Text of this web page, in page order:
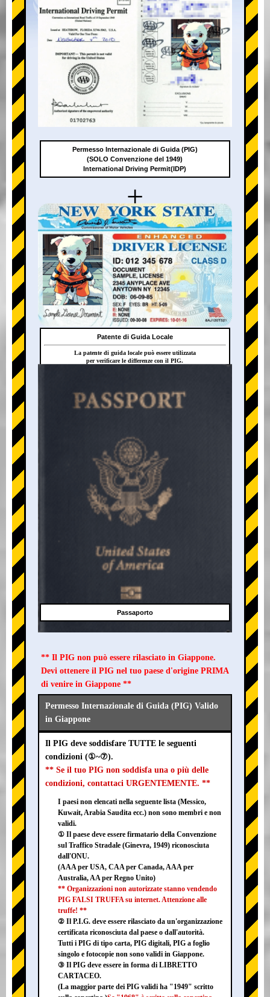
+
+
Permesso Internazionale di Guida (PIG)
(SOLO Convenzione del 1949)
International Driving Permit(IDP)
Patente di Guida Locale
La patente di guida locale può essere utilizzata
per verificare le differenze con il PIG.
Passaporto
** Il PIG non può essere rilasciato in Giappone.
Devi ottenere il PIG nel tuo paese d'origine PRIMA
di venire in Giappone **
Permesso Internazionale di Guida (PIG) Valido
in Giappone
Il PIG deve soddisfare TUTTE le seguenti
condizioni (①~⑦).
** Se il tuo PIG non soddisfa una o più delle
condizioni, contattaci URGENTEMENTE. **
I paesi non elencati nella seguente lista (Messico,
Kuwait, Arabia Saudita ecc.) non sono membri e non
validi.
① Il paese deve essere firmatario della Convenzione
sul Traffico Stradale (Ginevra, 1949) riconosciuta
dall'ONU.
(AAA per USA, CAA per Canada, AAA per
Australia, AA per Regno Unito)
** Organizzazioni non autorizzate stanno vendendo
PIG FALSI TRUFFA su internet. Attenzione alle
truffe! **
② Il P.I.G. deve essere rilasciato da un'organizzazione
certificata riconosciuta dal paese o dall'autorità.
Tutti i PIG di tipo carta, PIG digitali, PIG a foglio
singolo e fotocopie non sono validi in Giappone.
③ Il PIG deve essere in forma di LIBRETTO
CARTACEO.
(La maggior parte dei PIG validi ha "1949" scritto